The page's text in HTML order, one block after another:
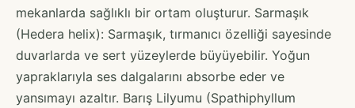
mekanlarda sağlıklı bir ortam oluşturur. Sarmaşık
(Hedera helix): Sarmaşık, tırmanıcı özelliği sayesinde
duvarlarda ve sert yüzeylerde büyüyebilir. Yoğun
yapraklarıyla ses dalgalarını absorbe eder ve
yansımayı azaltır. Barış Lilyumu (Spathiphyllum